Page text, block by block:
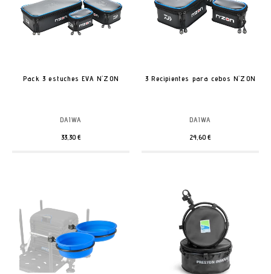
Pack 3 estuches EVA N'ZON
DAIWA
33,30 €
3 Recipientes para cebos N'ZON
DAIWA
24,60 €